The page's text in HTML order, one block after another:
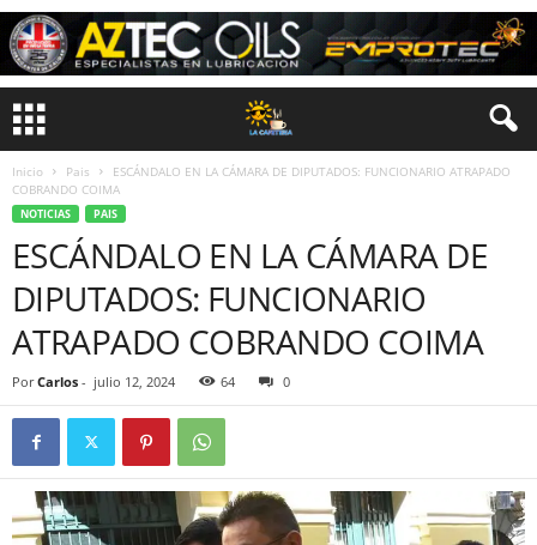
Inicio Pais
ESCÁNDALO EN LA CÁMARA DE DIPUTADOS: FUNCIONARIO ATRAPADO
COBRANDO COIMA
NOTICIAS PAIS
ESCÁNDALO EN LA CÁMARA DE
DIPUTADOS: FUNCIONARIO
ATRAPADO COBRANDO COIMA
Por Carlos - julio 12, 2024 64 0